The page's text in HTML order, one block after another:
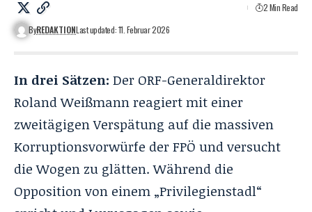
ByREDAKTIONLast updated: 11. Februar 2026
2 Min Read
In drei Sätzen: Der ORF-Generaldirektor
Roland Weißmann reagiert mit einer
zweitägigen Verspätung auf die massiven
Korruptionsvorwürfe der FPÖ und versucht
die Wogen zu glätten. Während die
Opposition von einem „Privilegienstadl“